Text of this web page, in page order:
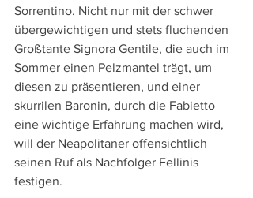
Sorrentino. Nicht nur mit der schwer
übergewichtigen und stets fluchenden
Großtante Signora Gentile, die auch im
Sommer einen Pelzmantel trägt, um
diesen zu präsentieren, und einer
skurrilen Baronin, durch die Fabietto
eine wichtige Erfahrung machen wird,
will der Neapolitaner offensichtlich
seinen Ruf als Nachfolger Fellinis
festigen.